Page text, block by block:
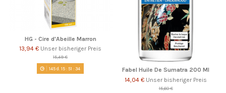
HG - Cire d'Abeille Marron
13,94 € Unser bisheriger Preis
15,49 €
145d. 15:51 :33
Fabel Huile De Sumatra 200 Ml
14,04 € Unser bisheriger Preis
15,60 €